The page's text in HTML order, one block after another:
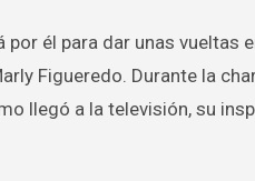
él para dar unas vueltas
Figueredo. Durante la
llegó a la televisión, su